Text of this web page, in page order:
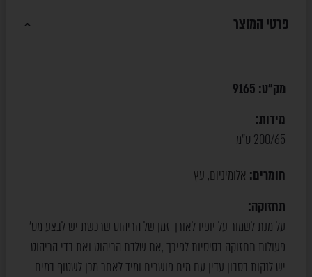
פרטי המוצר
מק"ט: 9165
מידות:
200/65 ס"מ
חומרים: אלומיניום, עץ
תחזוקה:
על מנת לשמור על יופיו לאורך זמן של הריהוט שרכשת יש לבצע מס'
פעולות תחזוקה בסיסיות לפיכך ,את שלדת הריהוט ואת בדי הריהוט
יש לנקות בסבון עדין עם מים פושרים ומיד לאחר מכן לשטוף במים